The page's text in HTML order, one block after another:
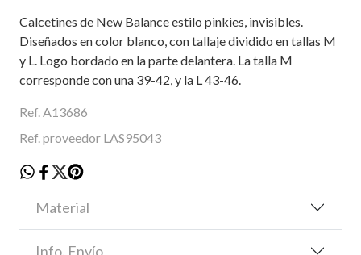
Calcetines de New Balance estilo pinkies, invisibles.
Diseñados en color blanco, con tallaje dividido en tallas M
y L. Logo bordado en la parte delantera. La talla M
corresponde con una 39-42, y la L 43-46.
Ref. A13686
Ref. proveedor LAS95043
Material
Info. Envío